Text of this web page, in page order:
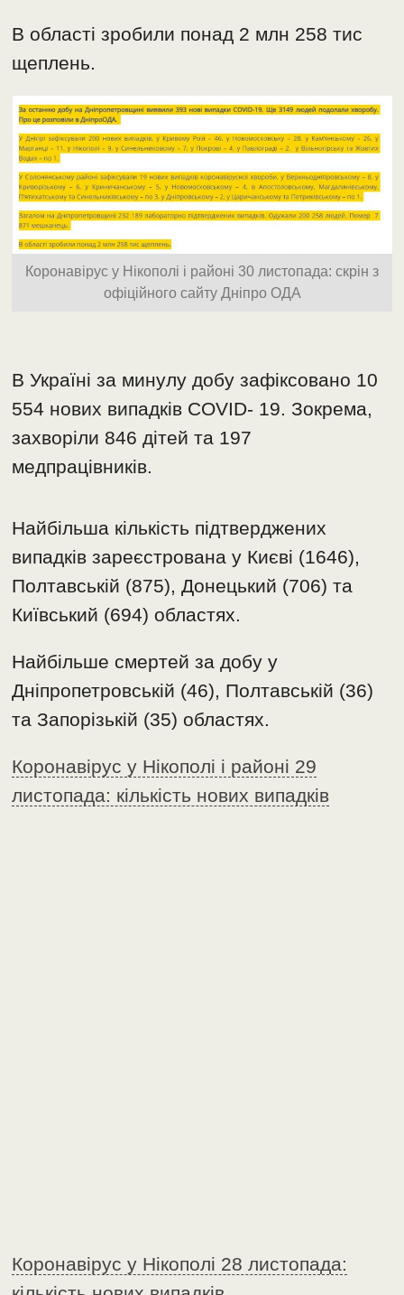
В області зробили понад 2 млн 258 тис
щеплень.
Коронавірус у Нікополі і районі 30 листопада: скрін з
офіційного сайту Дніпро ОДА
В Україні за минулу добу зафіксовано 10
554 нових випадків COVID- 19. Зокрема,
захворіли 846 дітей та 197
медпрацівників.
Найбільша кількість підтверджених
випадків зареєстрована у Києві (1646),
Полтавській (875), Донецький (706) та
Київський (694) областях.
Найбільше смертей за добу у
Дніпропетровській (46), Полтавській (36)
та Запорізькій (35) областях.
Коронавірус у Нікополі і районі 29
листопада: кількість нових випадків
Коронавірус у Нікополі 28 листопада: